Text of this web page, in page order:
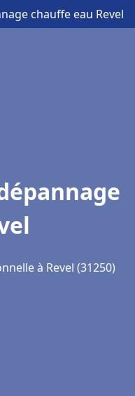
chauffe eau Revel
à Revel (31250)